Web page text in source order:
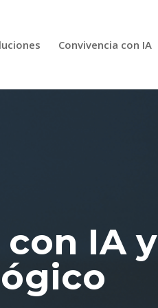
Convivencia con IA
IA y